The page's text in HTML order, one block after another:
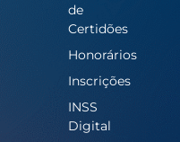
de
Certidões
Honorários
Inscrições
INSS
Digital